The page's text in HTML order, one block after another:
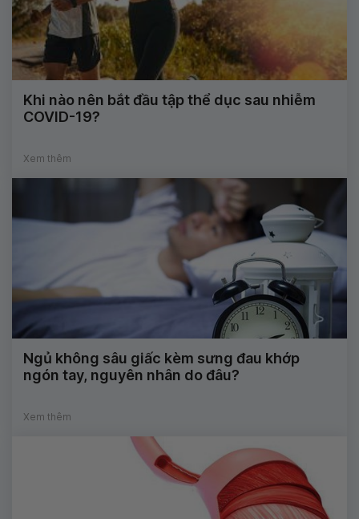
Khi nào nên bắt đầu tập thể dục sau nhiễm
COVID-19?
Xem thêm
Ngủ không sâu giấc kèm sưng đau khớp
ngón tay, nguyên nhân do đâu?
Xem thêm